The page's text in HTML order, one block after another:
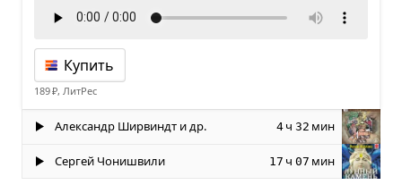
Купить
189 ₽, ЛитРес
Александр Ширвиндт и др. 4 ч 32 мин
Сергей Чонишвили 17 ч 07 мин